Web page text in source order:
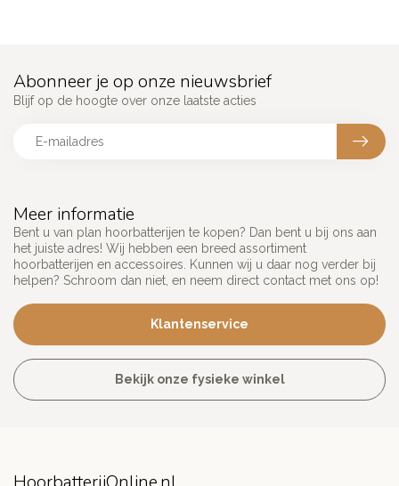
Meer informatie
Bent u van plan hoorbatterijen te kopen? Dan bent u bij ons aan
het juiste adres! Wij hebben een breed assortiment
hoorbatterijen en accessoires. Kunnen wij u daar nog verder bij
helpen? Schroom dan niet, en neem direct contact met ons op!
Klantenservice
Bekijk onze fysieke winkel
Abonneer je op onze nieuwsbrief
Blijf op de hoogte over onze laatste acties